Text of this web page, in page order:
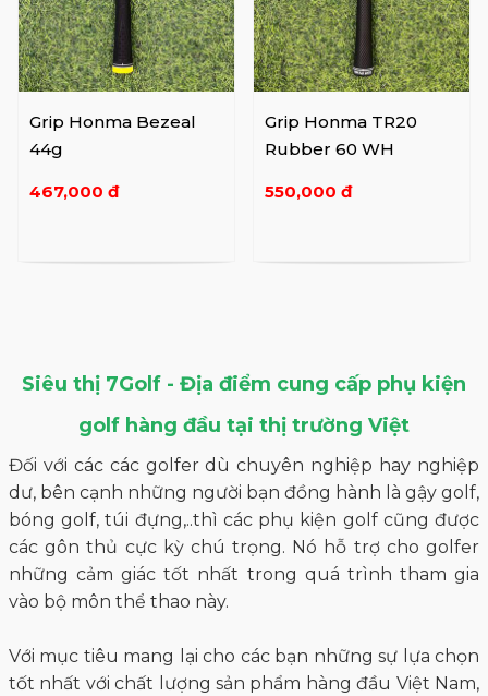
Grip Honma Bezeal
44g
467,000 đ
Grip Honma TR20
Rubber 60 WH
550,000 đ
Siêu thị 7Golf - Địa điểm cung cấp phụ kiện
golf hàng đầu tại thị trường Việt
Đối với các các golfer dù chuyên nghiệp hay nghiệp
dư, bên cạnh những người bạn đồng hành là gậy golf,
bóng golf, túi đựng,..thì các phụ kiện golf cũng được
các gôn thủ cực kỳ chú trọng. Nó hỗ trợ cho golfer
những cảm giác tốt nhất trong quá trình tham gia
vào bộ môn thể thao này.
Với mục tiêu mang lại cho các bạn những sự lựa chọn
tốt nhất với chất lượng sản phẩm hàng đầu Việt Nam,